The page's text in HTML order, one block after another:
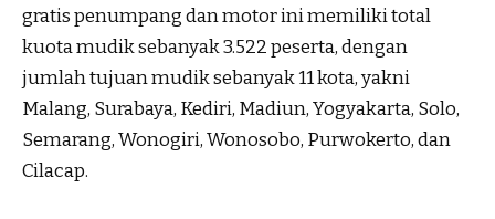
gratis penumpang dan motor ini memiliki total
kuota mudik sebanyak 3.522 peserta, dengan
jumlah tujuan mudik sebanyak 11 kota, yakni
Malang, Surabaya, Kediri, Madiun, Yogyakarta, Solo,
Semarang, Wonogiri, Wonosobo, Purwokerto, dan
Cilacap.